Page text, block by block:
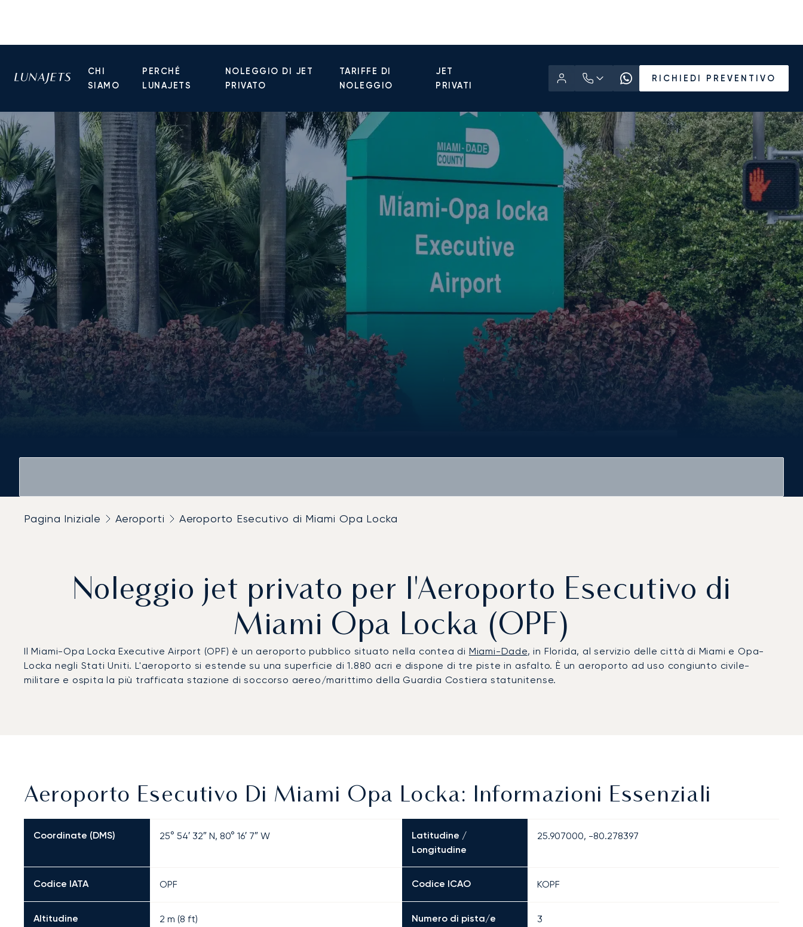
CHI
SIAMO
PERCHÉ
LUNAJETS
NOLEGGIO DI JET
PRIVATO
TARIFFE DI
NOLEGGIO
JET
PRIVATI
RICHIEDI PREVENTIVO
Pagina Iniziale Aeroporti Aeroporto Esecutivo di Miami Opa Locka
Noleggio jet privato per l'Aeroporto Esecutivo di
Miami Opa Locka (OPF)
Il Miami-Opa Locka Executive Airport (OPF) è un aeroporto pubblico situato nella contea di Miami-Dade, in Florida, al servizio delle città di Miami e Opa-
Locka negli Stati Uniti. L'aeroporto si estende su una superficie di 1.880 acri e dispone di tre piste in asfalto. È un aeroporto ad uso congiunto civile-
militare e ospita la più trafficata stazione di soccorso aereo/marittimo della Guardia Costiera statunitense.
Aeroporto Esecutivo Di Miami Opa Locka: Informazioni Essenziali
Coordinate (DMS) 25° 54′ 32″ N, 80° 16′ 7″ W
Latitudine /
Longitudine
25.907000, -80.278397
Codice IATA OPF Codice ICAO KOPF
Altitudine 2 m (8 ft) Numero di pista/e 3